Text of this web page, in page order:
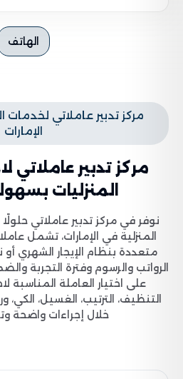
الهاتف
مركز تدبير عاملاتي لخدمات
الإمارات
مركز تدبير عاملاتي
المنزليات
نوفر في مركز تدبير عاملاتي حلولًا
المنزلية في الإمارات، تشمل
متعددة بنظام الإيجار الشهري
الرواتب والرسوم وفترة التجربة
على اختيار العاملة المناسبة
التنظيف، الترتيب، الغسيل، الكي،
خلال إجراءات واضحة